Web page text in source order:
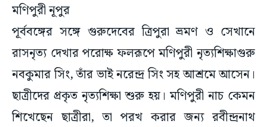
মণিপুরী নূপুর
পূর্ববঙ্গের সঙ্গে গুরুদেবের ত্রিপুরা ভ্রমণ ও সেখানে
রাসনৃত্য দেখার পরোক্ষ ফলরূপে মণিপুরী নৃত্যশিক্ষাগুরু
নবকুমার সিং, তাঁর ভাই নরেন্দ্র সিং সহ আশ্রমে আসেন।
ছাত্রীদের প্রকৃত নৃত্যশিক্ষা শুরু হয়। মণিপুরী নাচ কেমন
শিখেছেন ছাত্রীরা, তা পরখ করার জন্য রবীন্দ্রনাথ